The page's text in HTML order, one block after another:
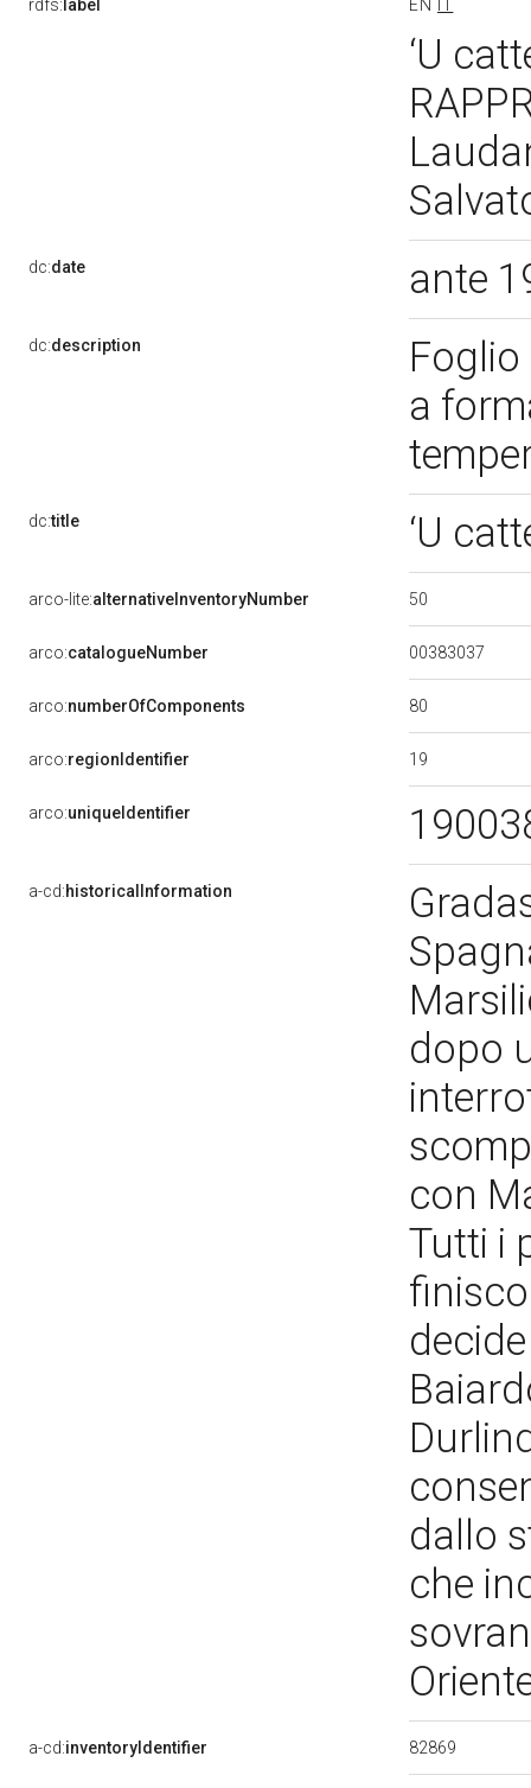
rdfs: label EN IT
‘U
dc:date ante
dc:description
a
dc:title ‘U
arco-lite:alternativeInventoryNumber 50
arco:catalogueNumber 00383037
arco:numberOfComponents 80
arco:regionIdentifier 19
arco:uniqueIdentifier
a-cd:historicalInformation
dopo
con
Tutti i
dallo
che
a-cd:inventoryIdentifier 82869